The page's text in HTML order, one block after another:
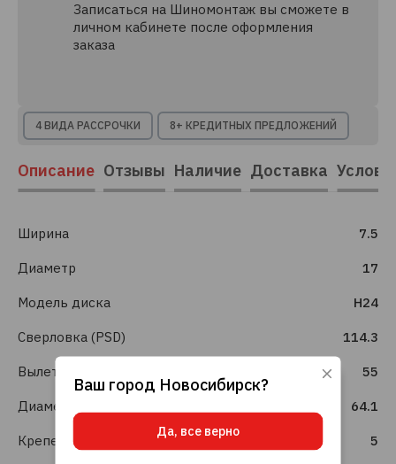
Записаться на Шиномонтаж вы сможете в
личном кабинете после оформления
заказа
4 ВИДА РАССРОЧКИ 8+ КРЕДИТНЫХ ПРЕДЛОЖЕНИЙ
Описание Отзывы Наличие Доставка
Ширина 7.5
Диаметр 17
Модель диска H24
Сверловка (PSD) 114.3
Вылет (ET) 55
Диаметр (DIA) 64.1
Крепеж шт. 5
Ваш город Новосибирск?
Да, все верно
Используя данный сайт, вы даете согласие
нам делать его удобнее для вас.